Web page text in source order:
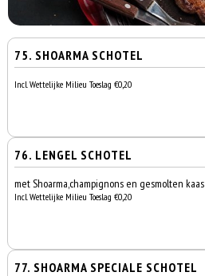
75. SHOARMA SCHOTEL
Incl. Wettelijke Milieu Toeslag €0,20
76. LENGEL SCHOTEL
met Shoarma,champignons en gesmolten kaas
Incl. Wettelijke Milieu Toeslag €0,20
77. SHOARMA SPECIALE SCHOTEL